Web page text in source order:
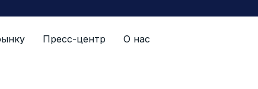
Пресс-центр О нас